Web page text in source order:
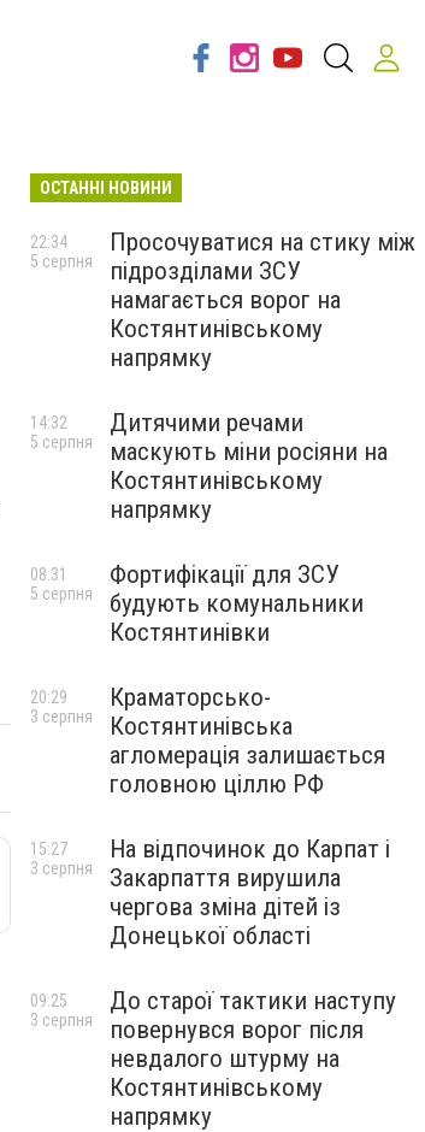
ОСТАННІ НОВИНИ
Просочуватися на стику між
підрозділами ЗСУ
намагається ворог на
Костянтинівському
напрямку
22:34
5 серпня
Дитячими речами
маскують міни росіяни на
Костянтинівському
напрямку
14:32
5 серпня
Фортифікації для ЗСУ
будують комунальники
Костянтинівки
08:31
5 серпня
Краматорсько-
Костянтинівська
агломерація залишається
головною ціллю РФ
20:29
3 серпня
На відпочинок до Карпат і
Закарпаття вирушила
чергова зміна дітей із
Донецької області
15:27
3 серпня
До старої тактики наступу
повернувся ворог після
невдалого штурму на
Костянтинівському
напрямку
09:25
3 серпня